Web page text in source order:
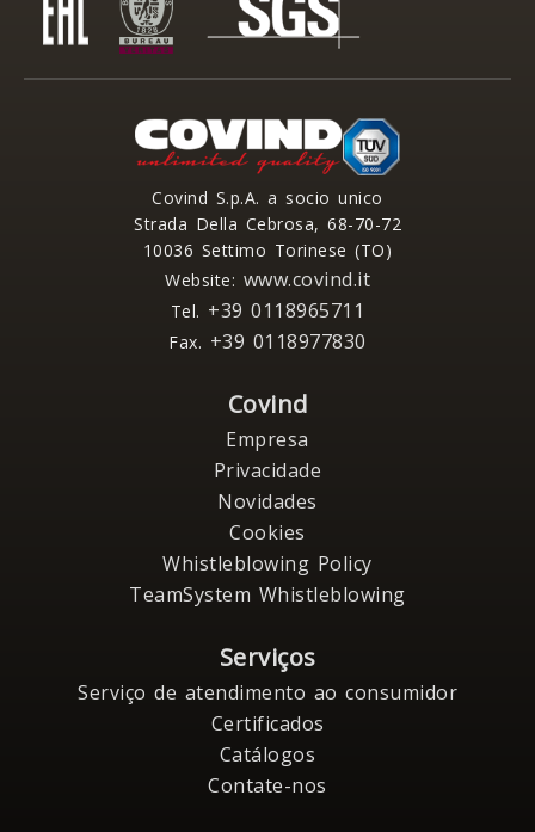
Covind S.p.A. a socio unico
Strada Della Cebrosa, 68-70-72
10036 Settimo Torinese (TO)
Website: www.covind.it
Tel. +39 0118965711
Fax. +39 0118977830
Covind
Empresa
Privacidade
Novidades
Cookies
Whistleblowing Policy
TeamSystem Whistleblowing
Serviços
Serviço de atendimento ao consumidor
Certificados
Catálogos
Contate-nos